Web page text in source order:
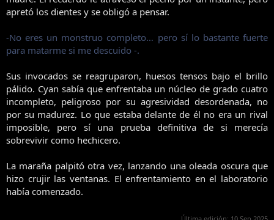
apretó los dientes y se obligó a pensar.
-No eres un monstruo completo… pero sí lo bastante fuerte
para matarme si me descuido -.
Sus invocados se reagruparon, huesos tensos bajo el brillo
pálido. Cyan sabía que enfrentaba un núcleo de grado cuatro
incompleto, peligroso por su agresividad desordenada, no
por su madurez. Lo que estaba delante de él no era un rival
imposible, pero sí una prueba definitiva de si merecía
sobrevivir como hechicero.
La maraña palpitó otra vez, lanzando una oleada oscura que
hizo crujir las ventanas. El enfrentamiento en el laboratorio
había comenzado.